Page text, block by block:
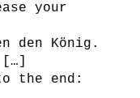
your
den König.
[…]
the end: